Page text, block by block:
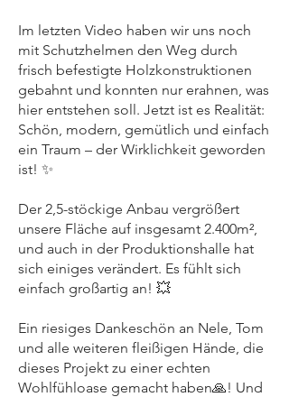
Im letzten Video haben wir uns noch
mit Schutzhelmen den Weg durch
frisch befestigte Holzkonstruktionen
gebahnt und konnten nur erahnen, was
hier entstehen soll. Jetzt ist es Realität:
Schön, modern, gemütlich und einfach
ein Traum – der Wirklichkeit geworden
ist! ✨
Der 2,5-stöckige Anbau vergrößert
unsere Fläche auf insgesamt 2.400m²,
und auch in der Produktionshalle hat
sich einiges verändert. Es fühlt sich
einfach großartig an! 💥
Ein riesiges Dankeschön an Nele, Tom
und alle weiteren fleißigen Hände, die
dieses Projekt zu einer echten
Wohlfühloase gemacht haben🙏! Und